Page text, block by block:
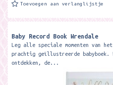
Toevoegen aan verlanglijstje
Baby Record Book Wrendale
Leg alle speciale momenten van
prachtig geïllustreerde babyboek.
ontdekken, de...